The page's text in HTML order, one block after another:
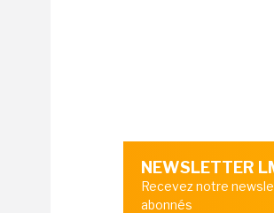
NEWSLETTER
Recevez notre
abonnés